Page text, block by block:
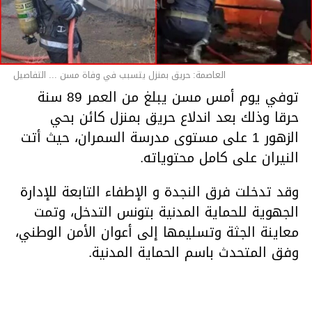
العاصمة: حريق بمنزل يتسبب في وفاة مسن ... التفاصيل
توفي يوم أمس مسن يبلغ من العمر 89 سنة
حرقا وذلك بعد اندلاع حريق بمنزل كائن بحي
الزهور 1 على مستوى مدرسة السمران، حيث أتت
النيران على كامل محتوياته.
وقد تدخلت فرق النجدة و الإطفاء التابعة للإدارة
الجهوية للحماية المدنية بتونس التدخل، وتمت
معاينة الجثة وتسليمها إلى أعوان الأمن الوطني،
وفق المتحدث باسم الحماية المدنية.